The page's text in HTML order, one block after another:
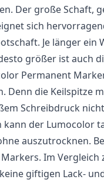
Der große Schaft,
sich
Je länger ein
größer ist auch
Permanent
Denn die Keilspitze
Schreibdruck
der Lumocolor
auszutrocknen.
Im
giftigen Lack-